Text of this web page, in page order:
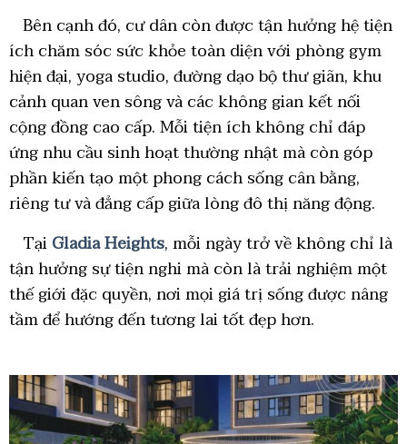
Bên cạnh đó, cư dân còn được tận hưởng hệ tiện
ích chăm sóc sức khỏe toàn diện với phòng gym
hiện đại, yoga studio, đường dạo bộ thư giãn, khu
cảnh quan ven sông và các không gian kết nối
cộng đồng cao cấp. Mỗi tiện ích không chỉ đáp
ứng nhu cầu sinh hoạt thường nhật mà còn góp
phần kiến tạo một phong cách sống cân bằng,
riêng tư và đẳng cấp giữa lòng đô thị năng động.
TạiGladia Heights, mỗi ngày trở về không chỉ là
tận hưởng sự tiện nghi mà còn là trải nghiệm một
thế giới đặc quyền, nơi mọi giá trị sống được nâng
tầm để hướng đến tương lai tốt đẹp hơn.